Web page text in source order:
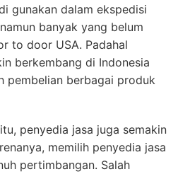
gunakan dalam ekspedisi
banyak yang belum
to door USA. Padahal
berkembang di Indonesia
pembelian berbagai produk
penyedia jasa juga semakin
memilih penyedia jasa
pertimbangan. Salah